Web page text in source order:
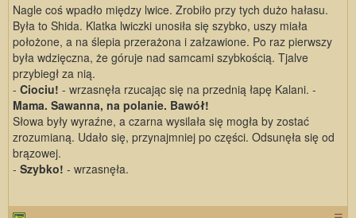
Nagle coś wpadło między lwice. Zrobiło przy tych dużo hałasu.
Była to Shida. Klatka lwiczki unosiła się szybko, uszy miała
położone, a na ślepia przerażona i załzawione. Po raz pierwszy
była wdzięczna, że góruje nad samcami szybkością. Tjalve
przybiegł za nią.
- Ciociu! - wrzasnęła rzucając się na przednią łapę Kalani. -
Mama. Sawanna, na polanie. Bawół!
Słowa były wyraźne, a czarna wysilała się mogła by zostać
zrozumianą. Udało się, przynajmniej po części. Odsunęła się od
brązowej.
- Szybko! - wrzasnęła.